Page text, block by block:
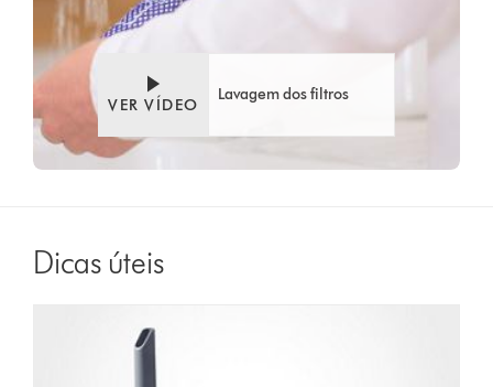
VER VÍDEO
Lavagem dos filtros
Dicas úteis